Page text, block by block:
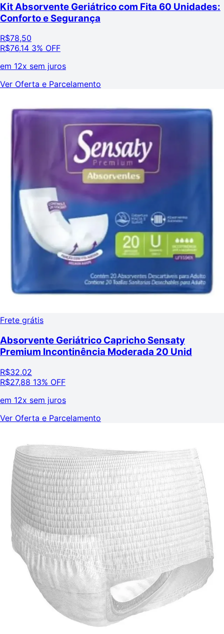
Kit Absorvente Geriátrico com Fita 60 Unidades:
Conforto e Segurança
R$78,50
R$76,14 3% OFF
em 12x sem juros
Ver Oferta e Parcelamento
Frete grátis
Absorvente Geriátrico Capricho Sensaty
Premium Incontinência Moderada 20 Unid
R$32,02
R$27,88 13% OFF
em 12x sem juros
Ver Oferta e Parcelamento